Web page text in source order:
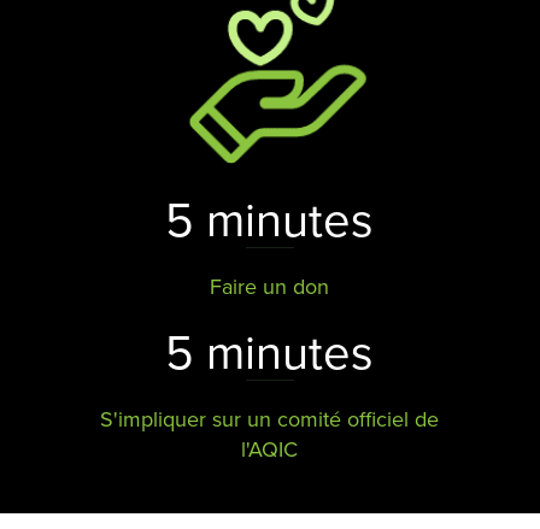
5 minutes
Faire un don
5 minutes
S'impliquer sur un comité officiel de
l'AQIC